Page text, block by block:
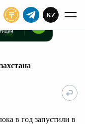
KZ
в год запустили в